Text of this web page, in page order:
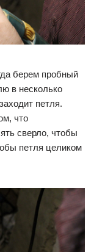
берем пробный
в несколько
петля.
что
сверло, чтобы
петля целиком